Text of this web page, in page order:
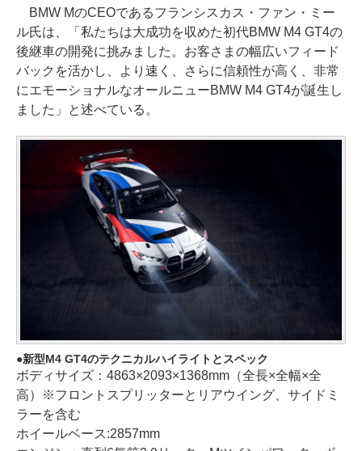
BMW MのCEOであるフランシスカス・ファン・ミー
ル氏は、「私たちは大成功を収めた初代BMW M4 GT4の
後継車の開発に挑みました。お客さまの幅広いフィード
バックを活かし、より速く、さらに信頼性が高く、非常
にエモーショナルなオールニューBMW M4 GT4が誕生し
ました」と述べている。
新型M4 GT4のテクニカルハイライトとスペック
ボディサイズ：4863×2093×1368mm（全長×全幅×全
高）※フロントスプリッターとリアウイング、サイドミ
ラーを含む
ホイールベース:2857mm